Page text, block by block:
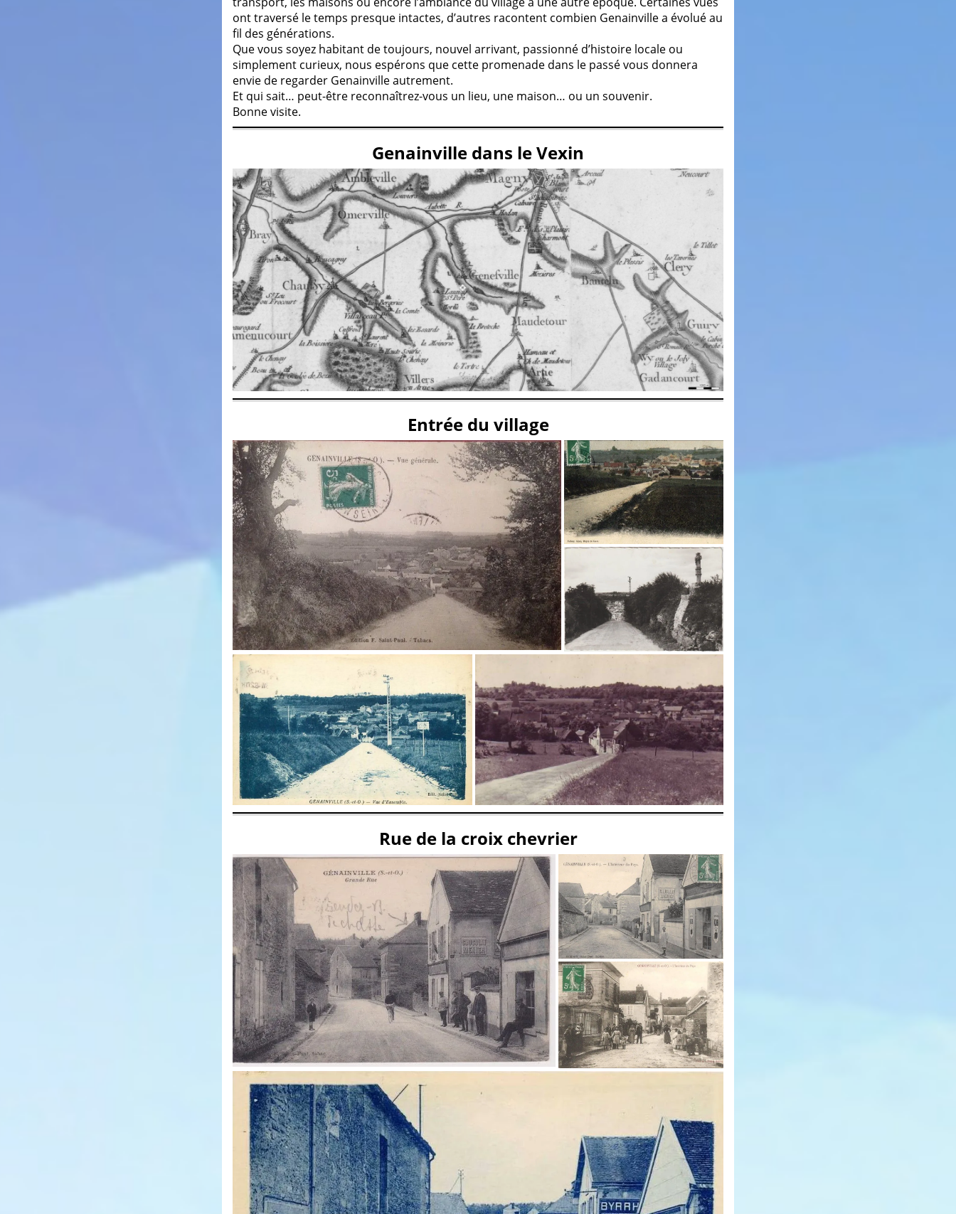
ont traversé le temps presque intactes, d’autres racontent combien Genainville a évolué au
fil des générations.
Que vous soyez habitant de toujours, nouvel arrivant, passionné d’histoire locale ou
simplement curieux, nous espérons que cette promenade dans le passé vous donnera
envie de regarder Genainville autrement.
Et qui sait… peut-être reconnaîtrez-vous un lieu, une maison… ou un souvenir.
Bonne visite.
Genainville dans le Vexin
Entrée du village
Rue de la croix chevrier